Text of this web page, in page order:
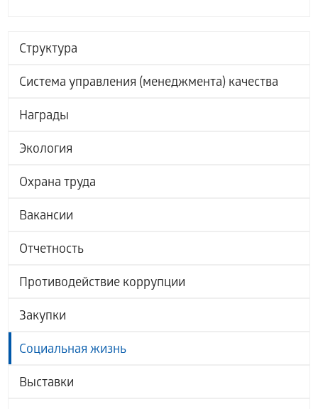
Структура
Система управления (менеджмента) качества
Награды
Экология
Охрана труда
Вакансии
Отчетность
Противодействие коррупции
Закупки
Социальная жизнь
Выставки